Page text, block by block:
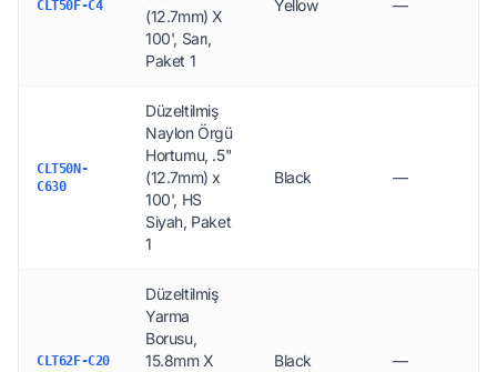
CLT50F-C4
(12.7mm) X
100', Sarı,
Paket 1
Yellow —
CLT50N-
C630
Düzeltilmiş
Naylon Örgü
Hortumu, .5"
(12.7mm) x
100', HS
Siyah, Paket
1
Black —
CLT62F-C20
Düzeltilmiş
Yarma
Borusu,
15.8mm X
Black —